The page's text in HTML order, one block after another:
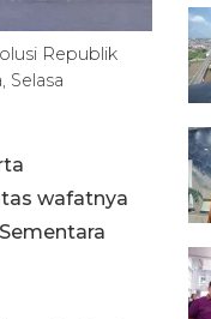
Republik
Selasa
wafatnya